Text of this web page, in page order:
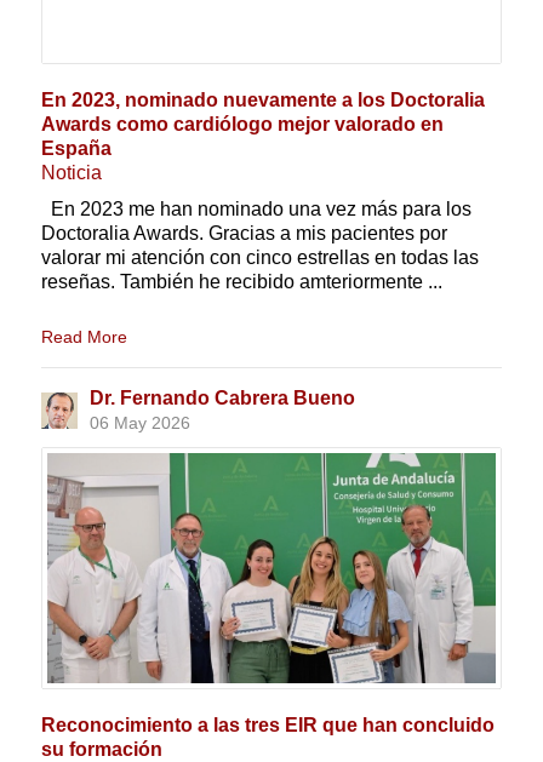
En 2023, nominado nuevamente a los Doctoralia
Awards como cardiólogo mejor valorado en
España
Noticia
En 2023 me han nominado una vez más para los
Doctoralia Awards. Gracias a mis pacientes por
valorar mi atención con cinco estrellas en todas las
reseñas. También he recibido amteriormente ...
Read More
Dr. Fernando Cabrera Bueno
06 May 2026
Reconocimiento a las tres EIR que han concluido
su formación